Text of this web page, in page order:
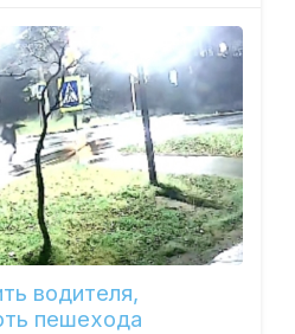
водителя,
пешехода